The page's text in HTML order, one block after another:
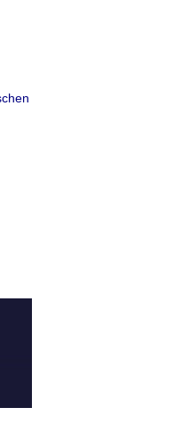
Am Geriatr Soc.
sind die